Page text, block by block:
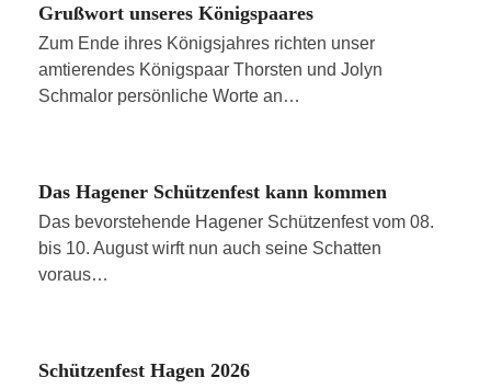
Grußwort unseres Königspaares
Zum Ende ihres Königsjahres richten unser
amtierendes Königspaar Thorsten und Jolyn
Schmalor persönliche Worte an…
Das Hagener Schützenfest kann kommen
Das bevorstehende Hagener Schützenfest vom 08.
bis 10. August wirft nun auch seine Schatten
voraus…
Schützenfest Hagen 2026